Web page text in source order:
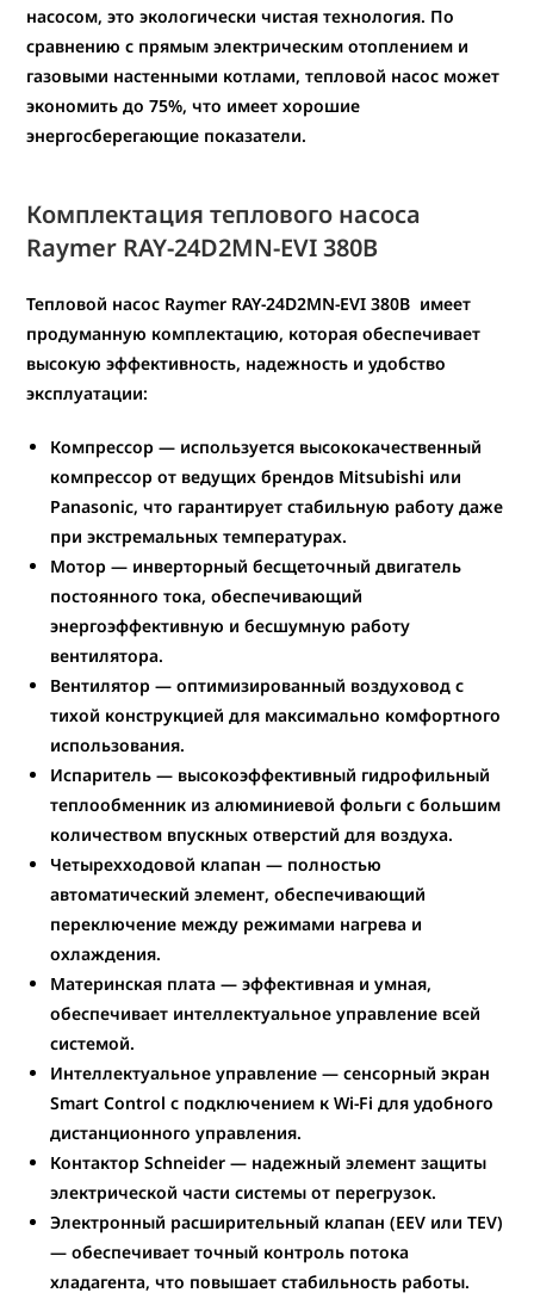
насосом, это экологически чистая технология. По
сравнению с прямым электрическим отоплением и
газовыми настенными котлами, тепловой насос может
экономить до 75%, что имеет хорошие
энергосберегающие показатели.
Комплектация теплового насоса
Raymer RAY-24D2MN-EVI380В
Тепловой насос Raymer RAY-24D2MN-EVI 380В имеет
продуманную комплектацию, которая обеспечивает
высокую эффективность, надежность и удобство
эксплуатации:
Компрессор — используется высококачественный
компрессор от ведущих брендов Mitsubishi или
Panasonic, что гарантирует стабильную работу даже
при экстремальных температурах.
Мотор — инверторный бесщеточный двигатель
постоянного тока, обеспечивающий
энергоэффективную и бесшумную работу
вентилятора.
Вентилятор — оптимизированный воздуховод с
тихой конструкцией для максимально комфортного
использования.
Испаритель — высокоэффективный гидрофильный
теплообменник из алюминиевой фольги с большим
количеством впускных отверстий для воздуха.
Четырехходовой клапан — полностью
автоматический элемент, обеспечивающий
переключение между режимами нагрева и
охлаждения.
Материнская плата — эффективная и умная,
обеспечивает интеллектуальное управление всей
системой.
Интеллектуальное управление — сенсорный экран
Smart Control с подключением к Wi-Fi для удобного
дистанционного управления.
Контактор Schneider — надежный элемент защиты
электрической части системы от перегрузок.
Электронный расширительный клапан (EEV или TEV)
— обеспечивает точный контроль потока
хладагента, что повышает стабильность работы.